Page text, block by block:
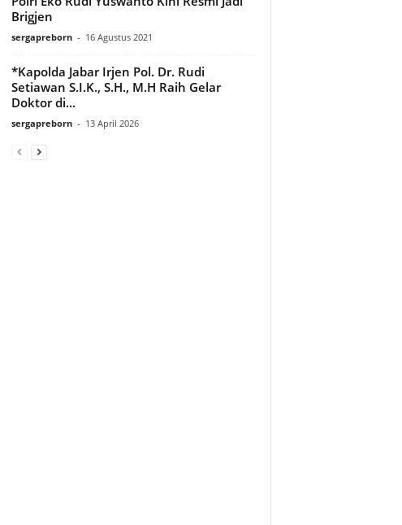
Brigjen
sergapreborn - 16 Agustus 2021
‎*Kapolda Jabar Irjen Pol. Dr. Rudi
Setiawan S.I.K., S.H., M.H Raih Gelar
Doktor di...
sergapreborn - 13 April 2026